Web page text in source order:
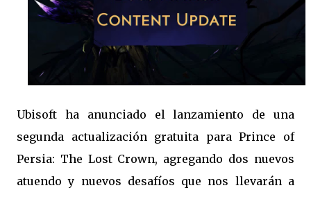
Ubisoft ha anunciado el lanzamiento de una
segunda actualización gratuita para Prince of
Persia: The Lost Crown, agregando dos nuevos
atuendo y nuevos desafíos que nos llevarán a